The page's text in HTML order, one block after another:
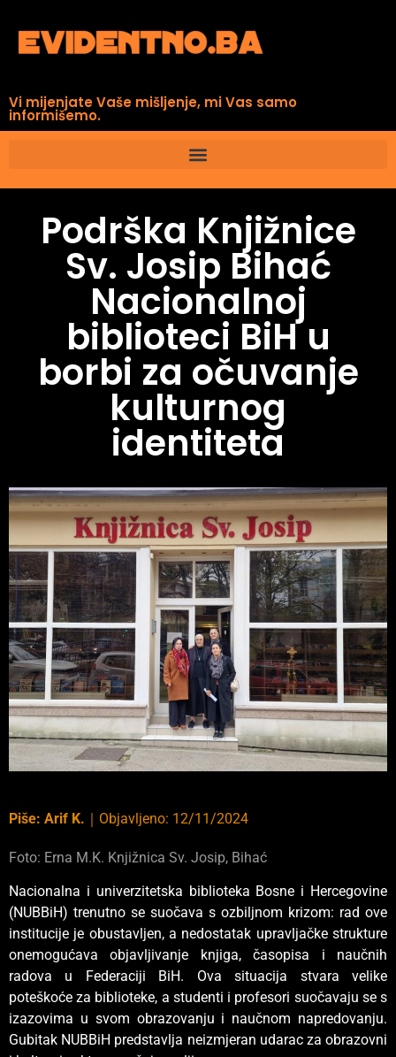
Vi mijenjate Vaše mišljenje, mi Vas samo
informišemo.
Podrška Knjižnice
Sv. Josip Bihać
Nacionalnoj
biblioteci BiH u
borbi za očuvanje
kulturnog
identiteta
Piše: Arif K. ｜ Objavljeno: 12/11/2024
Foto: Erna M.K. Knjižnica Sv. Josip, Bihać
Nacionalna i univerzitetska biblioteka Bosne i Hercegovine
(NUBBiH) trenutno se suočava s ozbiljnom krizom: rad ove
institucije je obustavljen, a nedostatak upravljačke strukture
onemogućava objavljivanje knjiga, časopisa i naučnih
radova u Federaciji BiH. Ova situacija stvara velike
poteškoće za biblioteke, a studenti i profesori suočavaju se s
izazovima u svom obrazovanju i naučnom napredovanju.
Gubitak NUBBiH predstavlja neizmjeran udarac za obrazovni